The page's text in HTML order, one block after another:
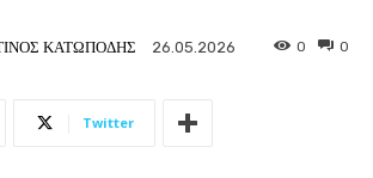
ΚΑΤΩΠΟΔΗΣ 26.05.2026 0
0
Twitter